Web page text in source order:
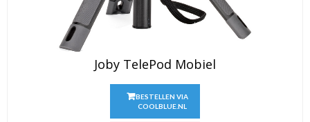
Joby TelePod Mobiel
BESTELLEN VIA
COOLBLUE.NL